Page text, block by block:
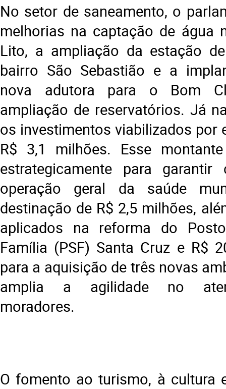
No setor de saneamento, o
melhorias na captação de água
Lito, a ampliação da estação
bairro São Sebastião e a
nova adutora para o Bom
ampliação de reservatórios. Já
os investimentos viabilizados por
R$ 3,1 milhões. Esse
estrategicamente para
operação geral da saúde
destinação de R$ 2,5 milhões,
aplicados na reforma do
Família (PSF) Santa Cruz e R$
para a aquisição de três novas
amplia a agilidade no
moradores.
O fomento ao turismo, à cultura